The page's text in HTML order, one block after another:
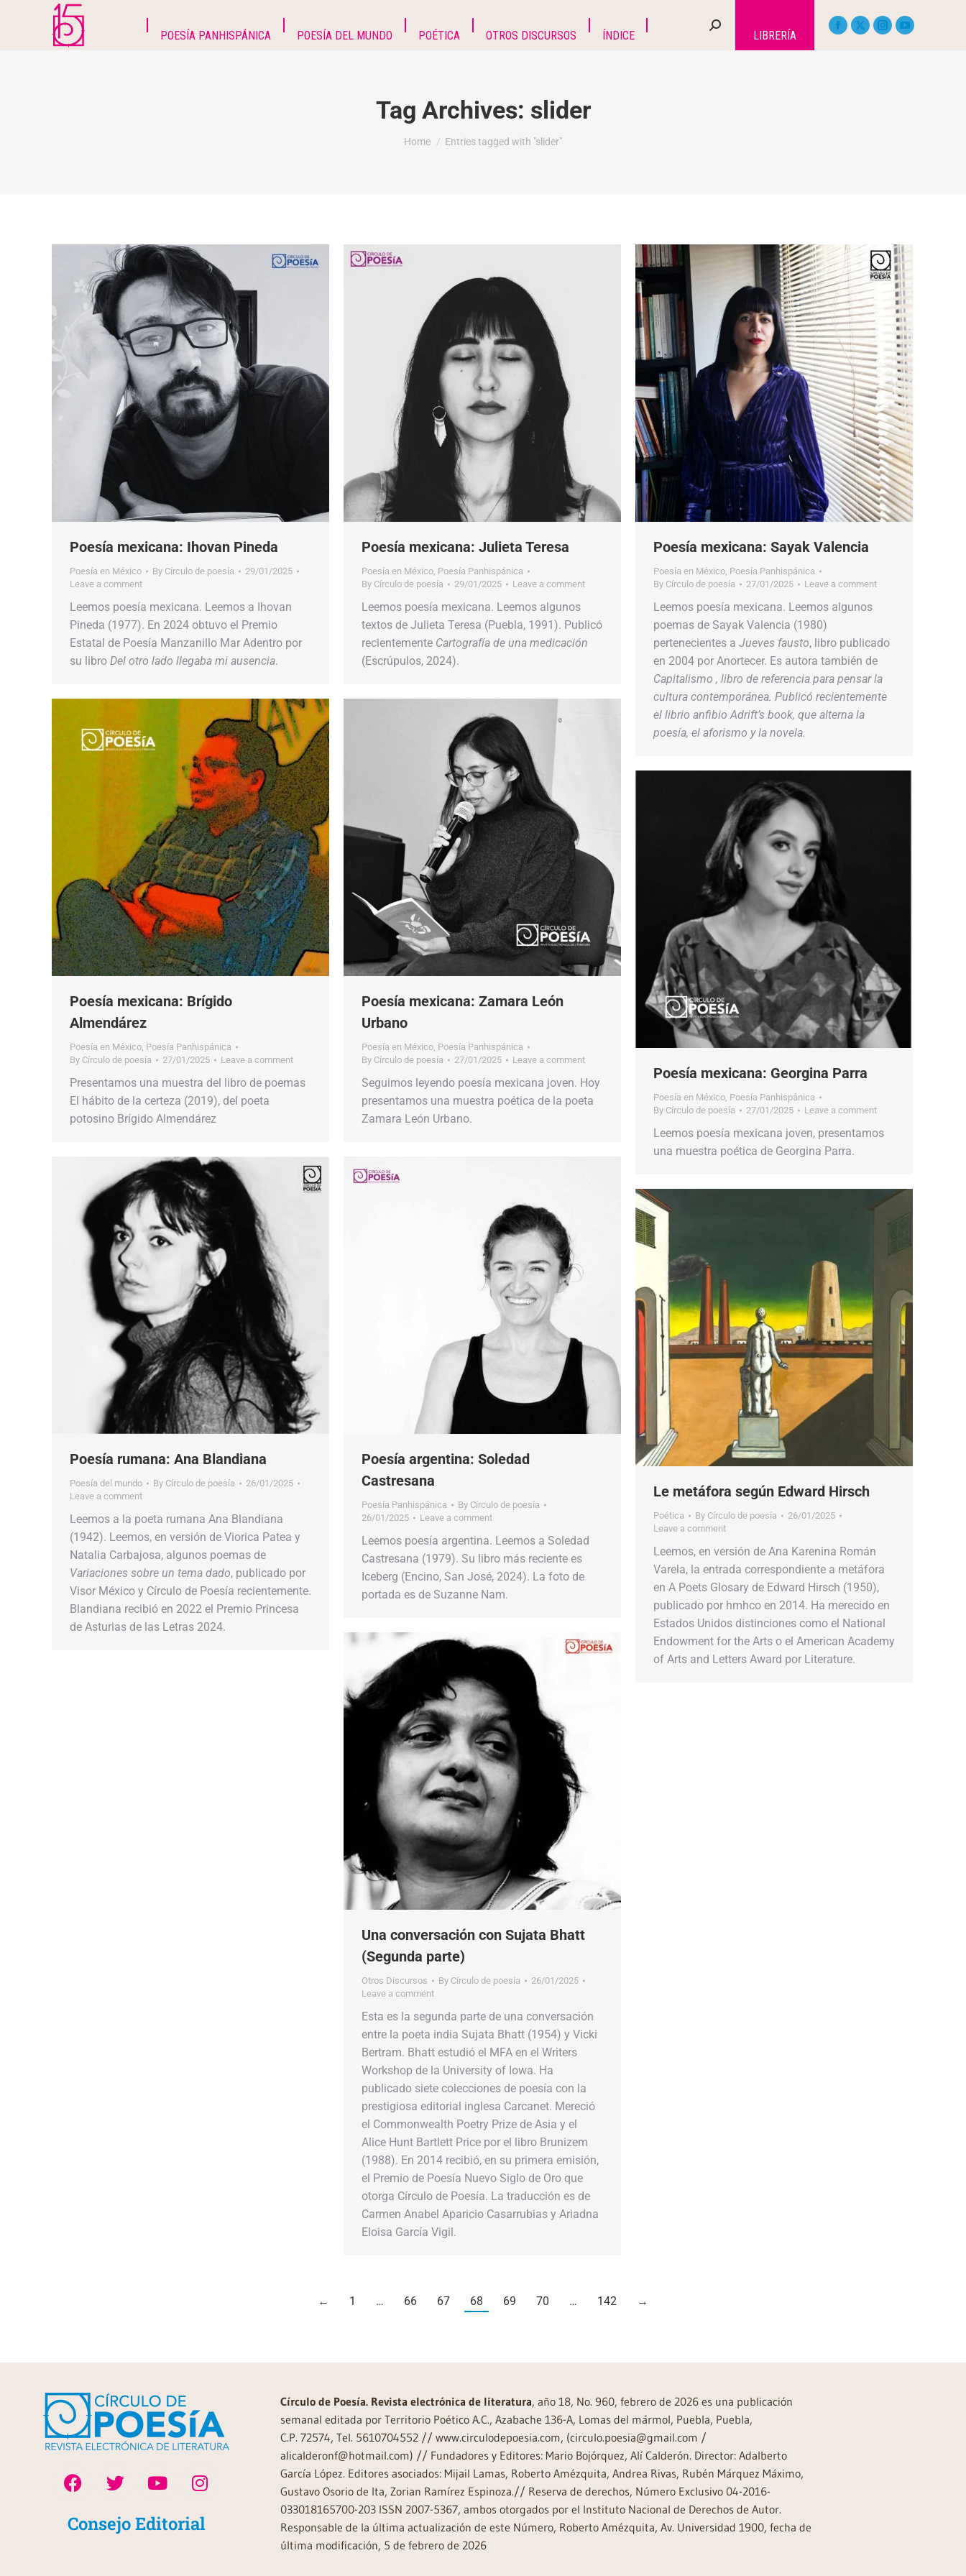
POESÍA PANHISPÁNICA POESÍA DEL MUNDO POÉTICA OTROS DISCURSOS ÍNDICE LIBRERÍA
Tag Archives: slider
You are here:
Home Entries tagged with "slider"
Poesía mexicana: Ihovan Pineda
Poesía en México By Círculo de poesía
29/01/2025
Leave a comment
Leemos poesía mexicana. Leemos a Ihovan
Pineda (1977). En 2024 obtuvo el Premio
Estatal de Poesía Manzanillo Mar Adentro por
su libro Del otro lado llegaba mi ausencia.
Poesía mexicana: Julieta Teresa
Poesía en México, Poesía Panhispánica
By Círculo de poesía 29/01/2025 Leave a comment
Leemos poesía mexicana. Leemos algunos
textos de Julieta Teresa (Puebla, 1991). Publicó
recientemente Cartografía de una medicación
(Escrúpulos, 2024).
Poesía mexicana: Sayak Valencia
Poesía en México, Poesía Panhispánica
By Círculo de poesía 27/01/2025 Leave a comment
Leemos poesía mexicana. Leemos algunos
poemas de Sayak Valencia (1980)
pertenecientes a Jueves fausto, libro publicado
en 2004 por Anortecer. Es autora también de
Capitalismo , libro de referencia para pensar la
cultura contemporánea. Publicó recientemente
el librio anfibioAdrift’s book, que alterna la
poesía, el aforismo y la novela.
Poesía mexicana: Brígido
Almendárez
Poesía en México, Poesía Panhispánica
By Círculo de poesía 27/01/2025 Leave a comment
Presentamos una muestra del libro de poemas
El hábito de la certeza (2019), del poeta
potosino Brígido Almendárez
Poesía mexicana: Zamara León
Urbano
Poesía en México, Poesía Panhispánica
By Círculo de poesía 27/01/2025 Leave a comment
Seguimos leyendo poesía mexicana joven. Hoy
presentamos una muestra poética de la poeta
Zamara León Urbano.
Poesía mexicana: Georgina Parra
Poesía en México, Poesía Panhispánica
By Círculo de poesía 27/01/2025 Leave a comment
Leemos poesía mexicana joven, presentamos
una muestra poética de Georgina Parra.
Poesía rumana: Ana Blandiana
Poesía del mundo By Círculo de poesía
26/01/2025
Leave a comment
Leemos a la poeta rumana Ana Blandiana
(1942). Leemos, en versión de Viorica Patea y
Natalia Carbajosa, algunos poemas de
Variaciones sobre un tema dado, publicado por
Visor México y Círculo de Poesía recientemente.
Blandiana recibió en 2022 el Premio Princesa
de Asturias de las Letras 2024.
Poesía argentina: Soledad
Castresana
Poesía Panhispánica By Círculo de poesía
26/01/2025
Leave a comment
Leemos poesía argentina. Leemos a Soledad
Castresana (1979). Su libro más reciente es
Iceberg (Encino, San José, 2024). La foto de
portada es de Suzanne Nam.
Le metáfora según Edward Hirsch
Poética By Círculo de poesía
26/01/2025
Leave a comment
Leemos, en versión de Ana Karenina Román
Varela, la entrada correspondiente a metáfora
en A Poets Glosary de Edward Hirsch (1950),
publicado por hmhco en 2014. Ha merecido en
Estados Unidos distinciones como el National
Endowment for the Arts o el American Academy
of Arts and Letters Award por Literature.
Una conversación con Sujata Bhatt
(Segunda parte)
Otros Discursos By Círculo de poesía
26/01/2025
Leave a comment
Esta es la segunda parte de una conversación
entre la poeta india Sujata Bhatt (1954) y Vicki
Bertram. Bhatt estudió el MFA en el Writers
Workshop de la University of Iowa. Ha
publicado siete colecciones de poesía con la
prestigiosa editorial inglesa Carcanet. Mereció
el Commonwealth Poetry Prize de Asia y el
Alice Hunt Bartlett Price por el libro Brunizem
(1988). En 2014 recibió, en su primera emisión,
el Premio de Poesía Nuevo Siglo de Oro que
otorga Círculo de Poesía. La traducción es de
Carmen Anabel Aparicio Casarrubias y Ariadna
Eloisa García Vigil.
← 1 … 66 67 68 69 70 … 142 →
Consejo Editorial
Círculo de Poesía. Revista electrónica de literatura, año 18, No. 960, febrero de 2026 es una publicación
semanal editada por Territorio Poético A.C., Azabache 136-A, Lomas del mármol, Puebla, Puebla,
C.P. 72574, Tel. 5610704552 // www.circulodepoesia.com, (circulo.poesia@gmail.com /
alicalderonf@hotmail.com) // Fundadores y Editores: Mario Bojórquez, Alí Calderón. Director: Adalberto
García López. Editores asociados: Mijail Lamas, Roberto Amézquita, Andrea Rivas, Rubén Márquez Máximo,
Gustavo Osorio de Ita, Zorian Ramírez Espinoza.// Reserva de derechos, Número Exclusivo 04-2016-
033018165700-203 ISSN 2007-5367, ambos otorgados por el Instituto Nacional de Derechos de Autor.
Responsable de la última actualización de este Número, Roberto Amézquita, Av. Universidad 1900, fecha de
última modificación, 5 de febrero de 2026